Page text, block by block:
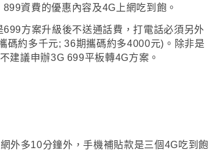
資費的優惠內容及4G上網吃到飽 。
699方案升級後不送通話費 ，打電話必須另外
碼約多千元; 36期攜碼約多4000元) 。 除非是
建議申辦3G 699平板轉4G方案 。
外多10分鐘外 ，手機補貼款是三個4G吃到飽